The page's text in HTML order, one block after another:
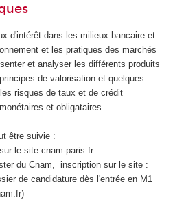
d'intérêt dans les milieux bancaire et
et les pratiques des marchés
et analyser les différents produits
de valorisation et quelques
risques de taux et de crédit
et obligataires.
être suivie :
le site cnam-paris.fr
du Cnam, inscription sur le site :
de candidature dès l'entrée en M1